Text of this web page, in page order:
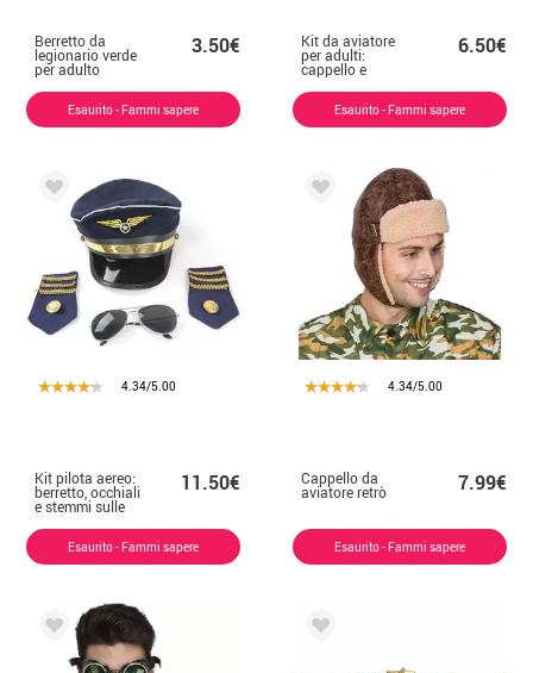
Berretto da
legionario verde
per adulto
3.50€
Esaurito - Fammi sapere
Kit da aviatore
per adulti:
cappello e
occhiali neri
6.50€
Esaurito - Fammi sapere
4.34/5.00
Kit pilota aereo:
berretto, occhiali
e stemmi sulle
11.50€
Esaurito - Fammi sapere
4.34/5.00
Cappello da
aviatore retrò 7.99€
Esaurito - Fammi sapere